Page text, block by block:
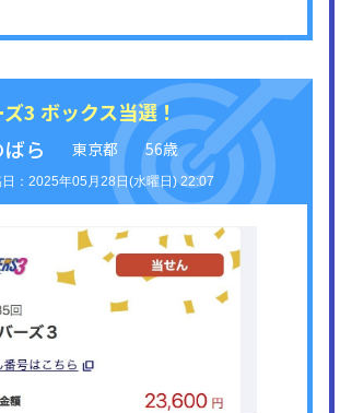
3 ボックス当選！
ばら
東京都 56歳
2025年05月28日(水曜日) 22:07